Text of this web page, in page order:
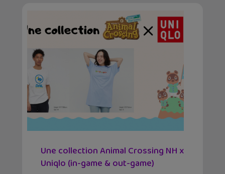
Une collection Animal Crossing NH x
Uniqlo (in-game & out-game)